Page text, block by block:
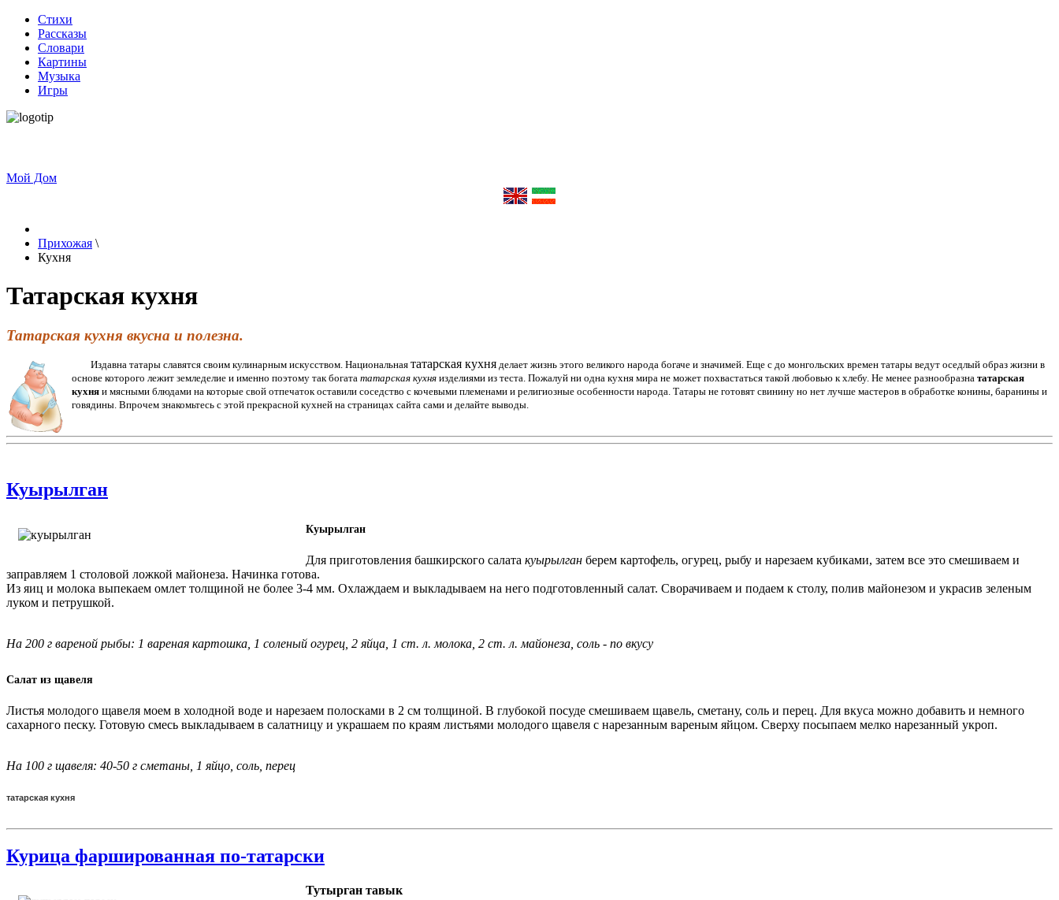
Стихи
Рассказы
Словари
Картины
Музыка
Игры
Мой Дом
Прихожая \
Кухня
Татарская кухня
Татарская кухня вкусна и полезна.
Издавна татары славятся своим кулинарным искусством. Национальная татарская кухня делает жизнь этого великого народа богаче и значимей. Еще с до монгольских времен татары ведут оседлый образ жизни в
основе которого лежит земледелие и именно поэтому так богата татарская кухня изделиями из теста. Пожалуй ни одна кухня мира не может похвастаться такой любовью к хлебу. Не менее разнообразна татарская
кухня и мясными блюдами на которые свой отпечаток оставили соседство с кочевыми племенами и религиозные особенности народа. Татары не готовят свинину но нет лучше мастеров в обработке конины, баранины и
говядины. Впрочем знакомьтесь с этой прекрасной кухней на страницах сайта сами и делайте выводы.
Куырылган
Куырылган
Для приготовления башкирского салата куырылган берем картофель, огурец, рыбу и нарезаем кубиками, затем все это смешиваем и
заправляем 1 столовой ложкой майонеза. Начинка готова.
Из яиц и молока выпекаем омлет толщиной не более 3-4 мм. Охлаждаем и выкладываем на него подготовленный салат. Сворачиваем и подаем к столу, полив майонезом и украсив зеленым
луком и петрушкой.
На 200 г вареной рыбы: 1 вареная картошка, 1 соленый огурец, 2 яйца, 1 ст. л. молока, 2 ст. л. майонеза, соль - по вкусу
Салат из щавеля
Листья молодого щавеля моем в холодной воде и нарезаем полосками в 2 см толщиной. В глубокой посуде смешиваем щавель, сметану, соль и перец. Для вкуса можно добавить и немного
сахарного песку. Готовую смесь выкладываем в салатницу и украшаем по краям листьями молодого щавеля с нарезанным вареным яйцом. Сверху посыпаем мелко нарезанный укроп.
На 100 г щавеля: 40-50 г сметаны, 1 яйцо, соль, перец
татарская кухня
Курица фаршированная по-татарски
Тутырган тавык